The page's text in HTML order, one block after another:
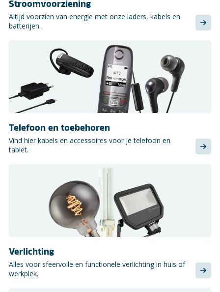
Stroomvoorziening
Altijd voorzien van energie met onze laders, kabels en
batterijen.
Telefoon en toebehoren
Vind hier kabels en accessoires voor je telefoon en
tablet.
Verlichting
Alles voor sfeervolle en functionele verlichting in huis of
werkplek.